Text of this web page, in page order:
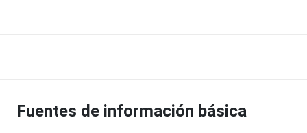
Fuentes de información básica